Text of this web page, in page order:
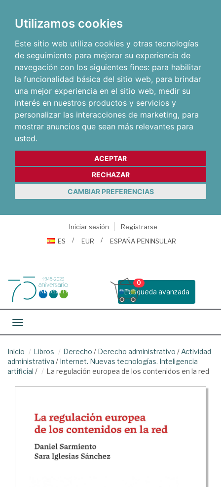
Utilizamos cookies
Este sitio web utiliza cookies y otras tecnologías
de seguimiento para mejorar su experiencia de
navegación con los siguientes fines: para habilitar
la funcionalidad básica del sitio web, para brindar
una mejor experiencia en el sitio web, medir su
interés en nuestros productos y servicios y
personalizar las interacciones de marketing, para
mostrar anuncios que sean más relevantes para
usted.
ACEPTAR
RECHAZAR
CAMBIAR PREFERENCIAS
Iniciar sesión
Registrarse
ES
EUR ESPAÑA PENINSULAR
Busqueda avanzada
0
Toggle navigation
Inicio Libros Derecho / Derecho administrativo / Actividad
administrativa / Internet. Nuevas tecnologías. Inteligencia
artificial / La regulación europea de los contenidos en la red